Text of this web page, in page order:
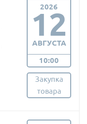
2026
12
АВГУСТА
10:00
Закупка
товара